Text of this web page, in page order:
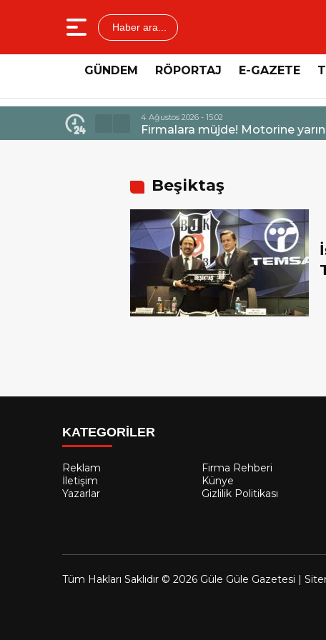
Haber ara...
GÜNDEM RÖPORTAJ E-GAZETE
4 Ağustos 2026 - 15:02
Firmalara müjde! Motorine yarın
Beşiktaş
KATEGORİLER
Reklam
Firma Rehberi
İletişim
Künye
Yazarlar
Gizlilik Politikası
Tüm Hakları Saklıdır © 2026 Güle Güle Gazetesi |